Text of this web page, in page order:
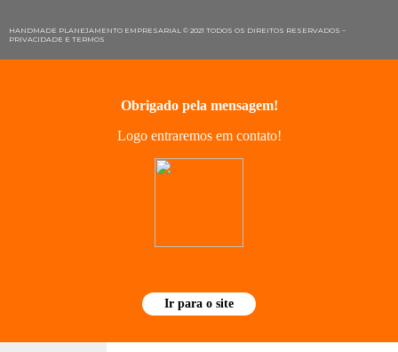
HANDMADE PLANEJAMENTO EMPRESARIAL © 2021 TODOS OS DIREITOS RESERVADOS –
PRIVACIDADE E TERMOS
Obrigado pela mensagem!
Logo entraremos em contato!
Ir para o site